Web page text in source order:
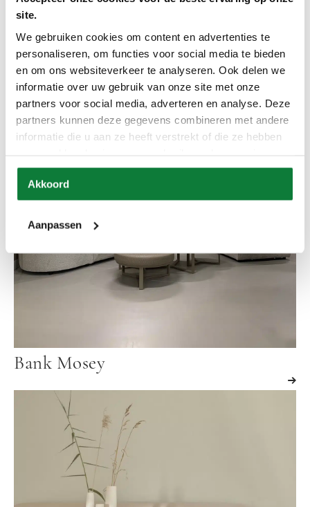
site.
We gebruiken cookies om content en advertenties te
personaliseren, om functies voor social media te bieden
en om ons websiteverkeer te analyseren. Ook delen we
informatie over uw gebruik van onze site met onze
partners voor social media, adverteren en analyse. Deze
partners kunnen deze gegevens combineren met andere
informatie die u aan ze heeft verstrekt of die ze hebben
Akkoord
Aanpassen
Hanglamp luxury ring brons
Bank Mosey